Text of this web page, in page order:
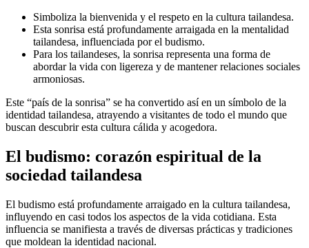
Simboliza la bienvenida y el respeto en la cultura tailandesa.
Esta sonrisa está profundamente arraigada en la mentalidad
tailandesa, influenciada por el budismo.
Para los tailandeses, la sonrisa representa una forma de
abordar la vida con ligereza y de mantener relaciones sociales
armoniosas.
Este “país de la sonrisa” se ha convertido así en un símbolo de la
identidad tailandesa, atrayendo a visitantes de todo el mundo que
buscan descubrir esta cultura cálida y acogedora.
El budismo: corazón espiritual de la
sociedad tailandesa
El budismo está profundamente arraigado en la cultura tailandesa,
influyendo en casi todos los aspectos de la vida cotidiana. Esta
influencia se manifiesta a través de diversas prácticas y tradiciones
que moldean la identidad nacional.